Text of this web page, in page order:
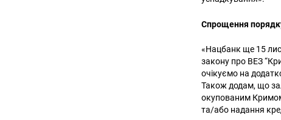
Спрощення
«Нацбанк ще 15
закону про ВЕЗ
очікуємо на
Також додам, що
окупованим Кримом
та/або надання